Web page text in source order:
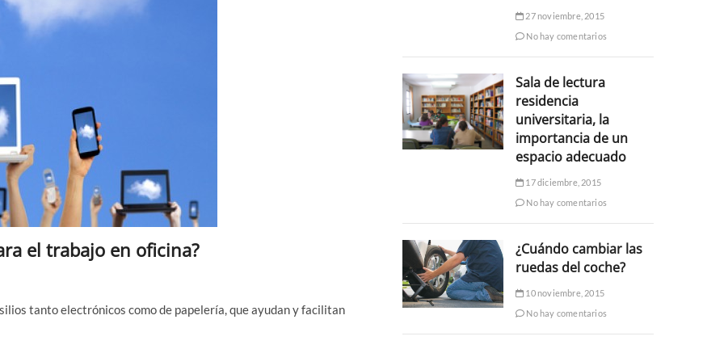
el trabajo en oficina?
tanto electrónicos como de papelería, que ayudan y facilitan
27 noviembre, 2015
No hay comentarios
Sala de lectura
residencia
universitaria, la
importancia de un
espacio adecuado
17 diciembre, 2015
No hay comentarios
¿Cuándo cambiar las
ruedas del coche?
10 noviembre, 2015
No hay comentarios